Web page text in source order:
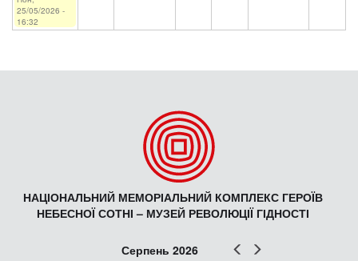
25/05/2026 -
16:32
НАЦІОНАЛЬНИЙ МЕМОРІАЛЬНИЙ КОМПЛЕКС ГЕРОЇВ
НЕБЕСНОЇ СОТНІ – МУЗЕЙ РЕВОЛЮЦІЇ ГІДНОСТІ
Попер
Серпень 2026